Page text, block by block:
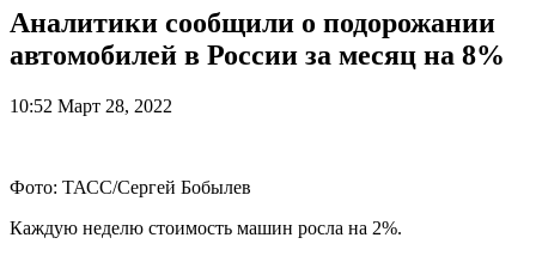
Аналитики сообщили о подорожании
автомобилей в России за месяц на 8%
10:52 Март 28, 2022
Фото: ТАСС/Сергей Бобылев
Каждую неделю стоимость машин росла на 2%.